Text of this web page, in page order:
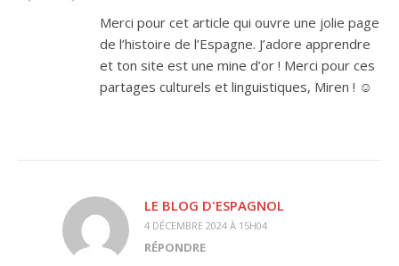
Merci pour cet article qui ouvre une jolie page
de l’histoire de l’Espagne. J’adore apprendre
et ton site est une mine d’or ! Merci pour ces
partages culturels et linguistiques, Miren ! ☺️
LE BLOG D'ESPAGNOL
4 DÉCEMBRE 2024 À 15H04
RÉPONDRE